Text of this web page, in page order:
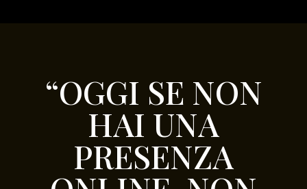
“OGGI SE NON
HAI UNA
PRESENZA